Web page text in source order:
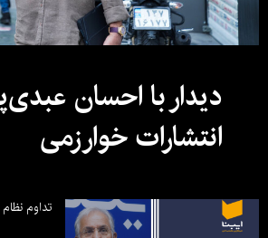
دیدار با احسان
انتشارات خوارزمی
تداوم نظام